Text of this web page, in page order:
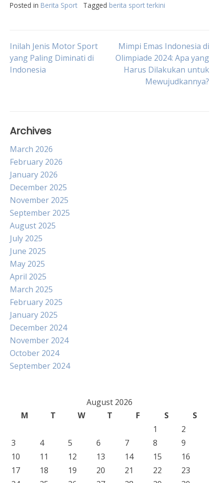
Posted in Berita Sport Tagged berita sport terkini
Post
navigation
Inilah Jenis Motor Sport
yang Paling Diminati di
Indonesia
Mimpi Emas Indonesia di
Olimpiade 2024: Apa yang
Harus Dilakukan untuk
Mewujudkannya?
Archives
March 2026
February 2026
January 2026
December 2025
November 2025
September 2025
August 2025
July 2025
June 2025
May 2025
April 2025
March 2025
February 2025
January 2025
December 2024
November 2024
October 2024
September 2024
August 2026
M
T W T F S
S
1
2
3
4 5 6 7 8
9
10
11 12 13 14 15
16
17
18 19 20 21 22
23